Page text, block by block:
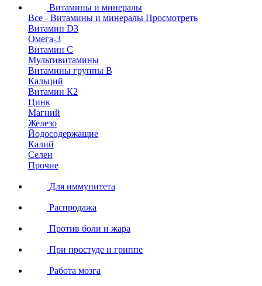
Витамины и минералы
Все - Витамины и минералы Просмотреть
Витамин D3
Омега-3
Витамин С
Мультивитамины
Витамины группы B
Кальций
Витамин К2
Цинк
Магний
Железо
Йодосодержащие
Калий
Селен
Прочие
Для иммунитета
Распродажа
Против боли и жара
При простуде и гриппе
Работа мозга